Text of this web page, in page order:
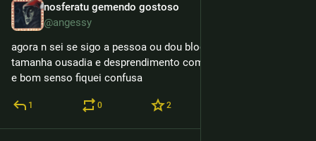
nosferatu gemendo gostoso
@angessy
agora n sei se sigo a pessoa ou dou block nela diante de
tamanha ousadia e desprendimento com qualquer moralidade
e bom senso fiquei confusa
1 0 2